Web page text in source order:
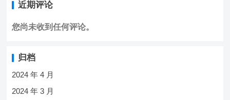
近期评论
您尚未收到任何评论。
归档
2024 年 4 月
2024 年 3 月